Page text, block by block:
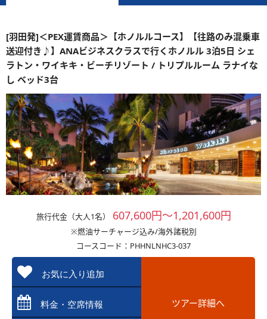
[羽田発]＜PEX運賃商品＞【ホノルルコース】【往路のみ混乗車
送迎付き♪】ANAビジネスクラスで行くホノルル 3泊5日 シェ
ラトン・ワイキキ・ビーチリゾート / トリプルルーム ラナイな
し ベッド3台
旅行代金（大人1名） 607,600円～1,201,600円
※燃油サーチャージ込み/海外諸税別
コースコード：PHHNLNHC3-037
お気に入り追加
料金・空席情報 ツアー詳細へ